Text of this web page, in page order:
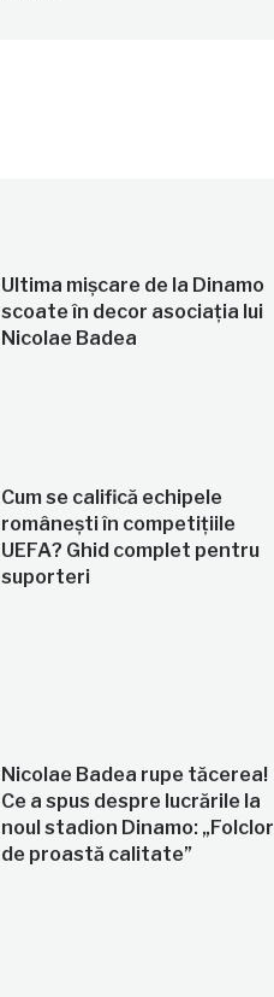
Ultima mișcare de la Dinamo
scoate în decor asociația lui
Nicolae Badea
Cum se califică echipele
românești în competițiile
UEFA? Ghid complet pentru
suporteri
Nicolae Badea rupe tăcerea!
Ce a spus despre lucrările la
noul stadion Dinamo: „Folclor
de proastă calitate”